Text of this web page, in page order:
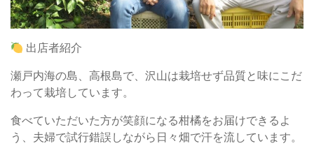
出店者紹介
瀬戸内海の島、高根島で、沢山は栽培せず品質と味にこだ
わって栽培しています。
食べていただいた方が笑顔になる柑橘をお届けできるよ
う、夫婦で試行錯誤しながら日々畑で汗を流しています。